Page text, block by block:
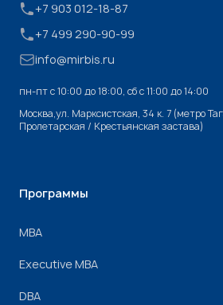
+7 903 012-18-87
+7 499 290-90-99
info@mirbis.ru
пн-пт с 10:00 до 18:00, cб с 11:00 до 14:00
Москва,ул. Марксистская, 34 к. 7 (метро
Пролетарская / Крестьянская застава)
Программы
МВА
Executive MBA
DBA